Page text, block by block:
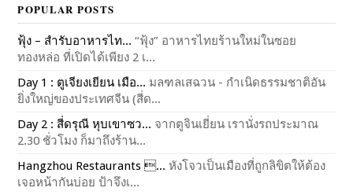
POPULAR POSTS
ฟุ้ง – สำรับอาหารไท... “ฟุ้ง” อาหารไทยร้านใหม่ในซอย
ทองหล่อ ที่เปิดได้เพียง 2 เ...
Day 1 : ตูเจียงเยียน เมือ... มลฑลเสฉวน - กำเนิดธรรมชาติอัน
ยิ่งใหญ่ของประเทศจีน (สี่ด...
Day 2 : สี่ดรุณี หุบเขาซว... จากตูจินเยี่ยน เรานั่งรถประมาณ
2.30 ชั่วโมง ก็มาถึงร้าน...
Hangzhou Restaurants ... หังโจวเป็นเมืองที่ถูกลิขิตให้ต้อง
เจอหน้ากันบ่อย ป้าจึงเ...